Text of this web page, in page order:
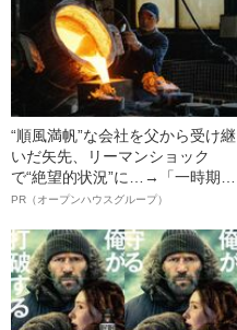
“順風満帆”な会社を父から受け継
いだ矢先、リーマンショック
で“絶望的状況”に…→「一時期は
納品3年待ち」のヒット商品を生
明かす、“逆転の戦術”
PR（オープンハウスグループ）